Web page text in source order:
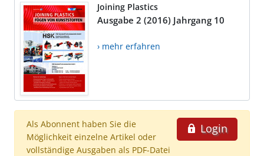
Joining Plastics
Ausgabe 2 (2016) Jahrgang 10
› mehr erfahren
Login
Als Abonnent haben Sie die
Möglichkeit einzelne Artikel oder
vollständige Ausgaben als PDF-Datei